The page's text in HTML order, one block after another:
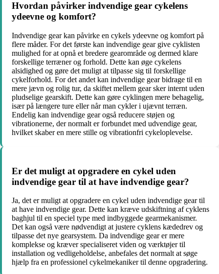
Hvordan påvirker indvendige gear cykelens
ydeevne og komfort?
Indvendige gear kan påvirke en cykels ydeevne og komfort på
flere måder. For det første kan indvendige gear give cyklisten
mulighed for at opnå et bredere gearområde og dermed klare
forskellige terræner og forhold. Dette kan øge cykelens
alsidighed og gøre det muligt at tilpasse sig til forskellige
cykelforhold. For det andet kan indvendige gear bidrage til en
mere jævn og rolig tur, da skiftet mellem gear sker internt uden
pludselige gearskift. Dette kan gøre cyklingen mere behagelig,
især på længere ture eller når man cykler i ujævnt terræn.
Endelig kan indvendige gear også reducere støjen og
vibrationerne, der normalt er forbundet med udvendige gear,
hvilket skaber en mere stille og vibrationfri cykeloplevelse.
Er det muligt at opgradere en cykel uden
indvendige gear til at have indvendige gear?
Ja, det er muligt at opgradere en cykel uden indvendige gear til
at have indvendige gear. Dette kan kræve udskiftning af cyklens
baghjul til en speciel type med indbyggede gearmekanismer.
Det kan også være nødvendigt at justere cyklens kædedrev og
tilpasse det nye gearsystem. Da indvendige gear er mere
komplekse og kræver specialiseret viden og værktøjer til
installation og vedligeholdelse, anbefales det normalt at søge
hjælp fra en professionel cykelmekaniker til denne opgradering.